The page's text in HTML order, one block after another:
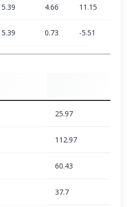
5.39 4.66 11.15
5.39 0.73 -5.51
25.97
112.97
60.43
37.7